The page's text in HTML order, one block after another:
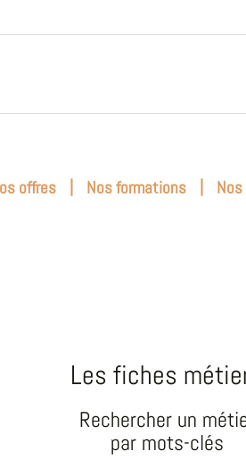
offres | Nos formations |
Les fiches
Rechercher un
par mots-clés